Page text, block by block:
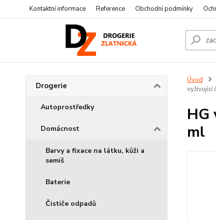
Kontaktní informace Reference Obchodní podmínky
Drogerie
Autoprostředky
Domácnost
Barvy a fixace na látku, kůži a
semiš
Baterie
Čističe odpadů
Úvod
vyživující
HG
ml